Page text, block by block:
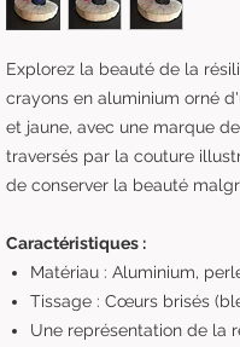
Explorez la beauté de la
crayons en aluminium orné
et jaune, avec une marque
traversés par la couture
de conserver la beauté
Caractéristiques :
Matériau : Aluminium,
Tissage : Cœurs brisés
Une représentation de la